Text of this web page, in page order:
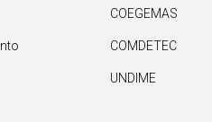
COEGEMAS
COMDETEC
UNDIME